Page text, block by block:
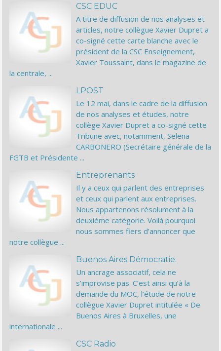
CSC EDUC
A titre de diffusion de nos analyses et
articles, notre collègue Xavier Dupret a
co-signé cette carte blanche avec le
président de la CSC Enseignement,
Xavier Toussaint, dans le magazine de
la centrale, ...
LPOST
Le 12 mai, dans le cadre de la diffusion
de nos analyses et études, notre
collège Xavier Dupret a co-signé cette
Tribune avec, notamment, Selena
CARBONERO (Secrétaire générale de la
FGTB et Présidente ...
Entreprenants
Il y a ceux qui parlent des entreprises
et ceux qui parlent aux entreprises.
Nous appartenons résolument à la
deuxième catégorie. Voilà pourquoi
nous sommes fiers d’annoncer que
notre collègue ...
Buenos Aires Démocratie.
Un ancrage associatif, cela ne
s’improvise pas. C’est ainsi qu’à la
demande du MOC, l’étude de notre
collègue Xavier Dupret intitulée « De
Buenos Aires à Bruxelles, une
internationale ...
CSC Radio